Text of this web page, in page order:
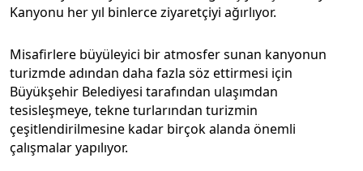
Kanyonu her yıl binlerce ziyaretçiyi ağırlıyor.
Misafirlere büyüleyici bir atmosfer sunan kanyonun
turizmde adından daha fazla söz ettirmesi için
Büyükşehir Belediyesi tarafından ulaşımdan
tesisleşmeye, tekne turlarından turizmin
çeşitlendirilmesine kadar birçok alanda önemli
çalışmalar yapılıyor.